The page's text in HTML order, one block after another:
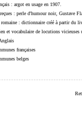
: argot en usage en 1907.
: perle d'humour noir, Gustave
: dictionnaire créé à partir du
et vocabulaire de locutions vicieuses
françaises
belges